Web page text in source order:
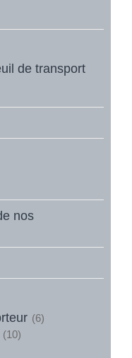
de transport
nos
(6)
(10)